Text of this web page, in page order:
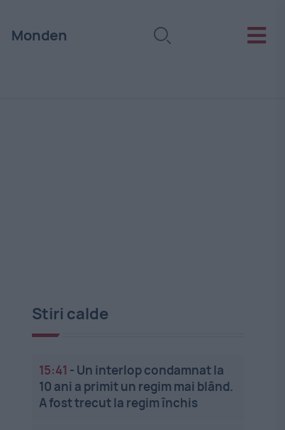
Monden
Stiri calde
15:41 - Un interlop condamnat la
10 ani a primit un regim mai blând.
A fost trecut la regim închis